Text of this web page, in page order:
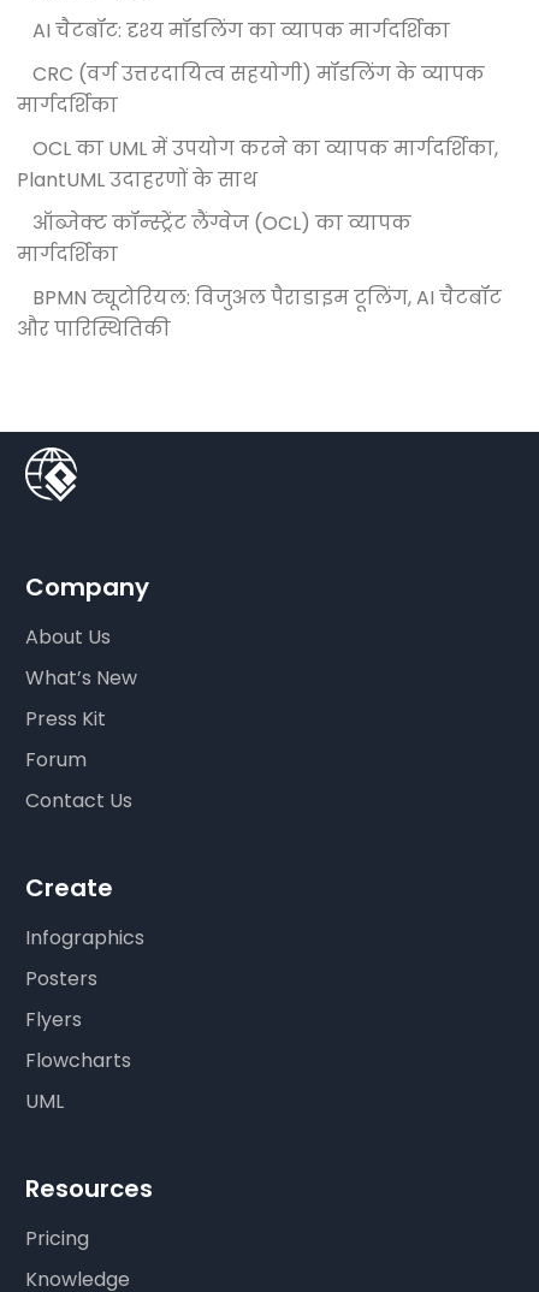
AI चैटबॉट: दृश्य मॉडलिंग का व्यापक मार्गदर्शिका
CRC (वर्ग उत्तरदायित्व सहयोगी) मॉडलिंग के व्यापक
मार्गदर्शिका
OCL का UML में उपयोग करने का व्यापक मार्गदर्शिका,
PlantUML उदाहरणों के साथ
ऑब्जेक्ट कॉन्स्ट्रेंट लैंग्वेज (OCL) का व्यापक
मार्गदर्शिका
BPMN ट्यूटोरियल: विजुअल पैराडाइम टूलिंग, AI चैटबॉट
और पारिस्थितिकी
Company
About Us
What’s New
Press Kit
Forum
Contact Us
Create
Infographics
Posters
Flyers
Flowcharts
UML
Resources
Pricing
Knowledge